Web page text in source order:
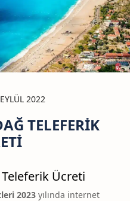
2022
TELEFERIK
Ücreti
2023 yılında internet